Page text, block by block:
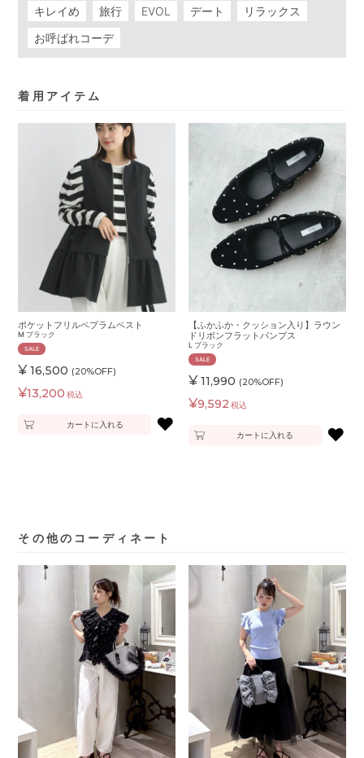
キレイめ
旅行 EVOL デート
リラックス
お呼ばれコーデ
着用アイテム
ポケットフリルペプラムベスト
M ブラック
SALE
¥ 16,500 (20%OFF)
¥13,200 税込
カートに入れる ♥
【ふかふか・クッション入り】ラウン
ドリボンフラットパンプス
L ブラック
SALE
¥ 11,990 (20%OFF)
¥9,592 税込
カートに入れる ♥
その他のコーディネート